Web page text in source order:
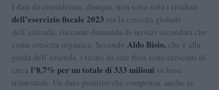
I dati da considerare, dunque, non sono solo i risultati
dell’esercizio fiscale 2023 ma la crescita globale
dell’azienda, sia come domanda di servizi secondari che
come crescita organica. Secondo Aldo Bisio, che è alla
guida dell’azienda, i ricavi da rete fissa sono cresciuti di
circa l’8,7% per un totale di 333 milioni su base
trimestrale. Un dato positivo che compensa, anche se